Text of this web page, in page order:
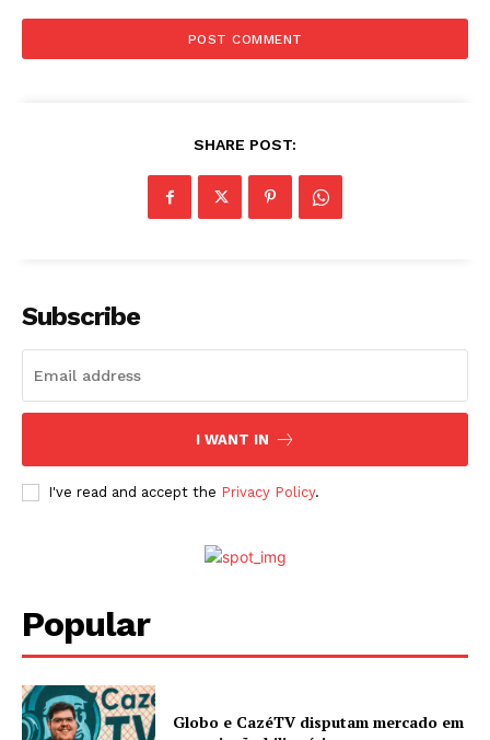
SHARE POST:
Subscribe
I WANT IN
I've read and accept the Privacy Policy.
Popular
Globo e CazéTV disputam mercado em